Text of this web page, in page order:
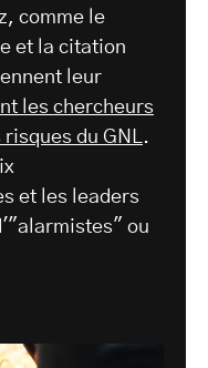
comme le
et la citation
leur
les chercheurs
du GNL.
et les leaders
ou